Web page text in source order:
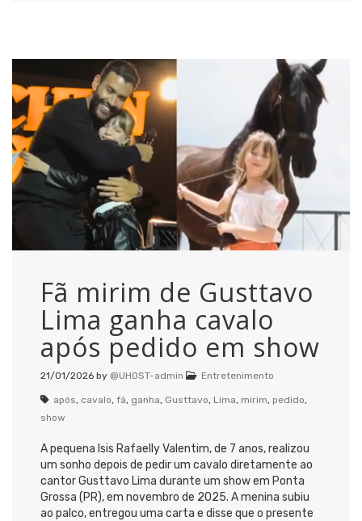
Fã mirim de Gusttavo
Lima ganha cavalo
após pedido em show
21/01/2026 by @UHOST-admin Entretenimento
após, cavalo, fã, ganha, Gusttavo, Lima, mirim, pedido,
show
A pequena Isis Rafaelly Valentim, de 7 anos, realizou
um sonho depois de pedir um cavalo diretamente ao
cantor Gusttavo Lima durante um show em Ponta
Grossa (PR), em novembro de 2025. A menina subiu
ao palco, entregou uma carta e disse que o presente